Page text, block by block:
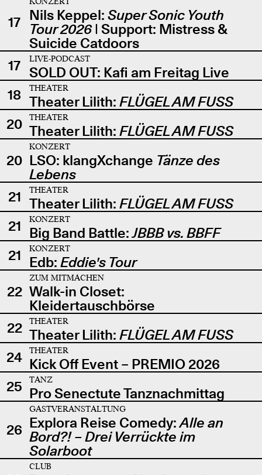
17 Nils Keppel: Super Sonic Youth
Tour 2026| Support: Mistress &
Suicide Catdoors
17
LIVE-PODCAST
SOLD OUT: Kafi am Freitag Live
18
THEATER
Theater Lilith: FLÜGEL AM FUSS
20
THEATER
Theater Lilith: FLÜGEL AM FUSS
20
KONZERT
LSO: klangXchange Tänze des
Lebens
21
THEATER
Theater Lilith: FLÜGEL AM FUSS
21
KONZERT
Big Band Battle:JBBB vs. BBFF
21
KONZERT
Edb: Eddie's Tour
22
ZUM MITMACHEN
Walk-in Closet:
Kleidertauschbörse
22
THEATER
Theater Lilith: FLÜGEL AM FUSS
24
THEATER
Kick Off Event – PREMIO 2026
25
TANZ
Pro Senectute Tanznachmittag
26
GASTVERANSTALTUNG
Explora Reise Comedy:Alle an
Bord?! – Drei Verrückte im
Solarboot
CLUB